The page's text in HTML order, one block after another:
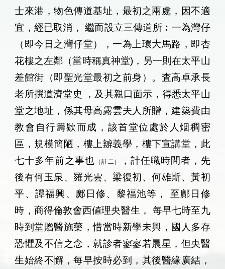
士來港，物色傳道基址，最初之兩處，因不適
宜，經已取消，
繼而設立三傳道所︰一為灣仔
（即今日之灣仔堂），一為上環大馬路，即杏
花樓之左鄰（當時稱真神堂) ，另一則在太平山
差館街（即聖光堂最初之前身）。査高卓承長
老所撰道濟堂史
，及其親口面示，得悉太平山
堂之地址，係其母高露雲夫人所贈，建築費由
教會自行籌欵而成，該首堂位處於人烟稠密
區，規模簡陋，樓上辧義學，樓下宣講堂，此
七十多年前之事也 （註二）
，計任職時間者，先
後有何玉泉、羅光雲、梁復初、何雄斯、黃初
平、譚福興、鄺日修、黎福池等，
至鄺日修
時，商得倫敦會西値理央醫生，
每早七時至九
時到堂贈醫施藥，惜當時新學未興，國人多存
恐懼及不信之念，就診者寥寥若晨星，但央醫
生始終不懈，每早按時必到，其後醫緣廣結，